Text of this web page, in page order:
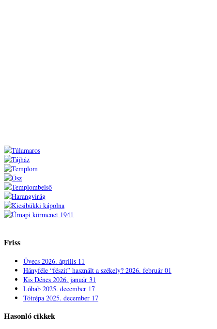
Friss
Üvecs 2026. április 11
Hányféle “fészit” használt a székely? 2026. február 01
Kis Dénes 2026. január 31
Lóbab 2025. december 17
Tótrépa 2025. december 17
Hasonló cikkek